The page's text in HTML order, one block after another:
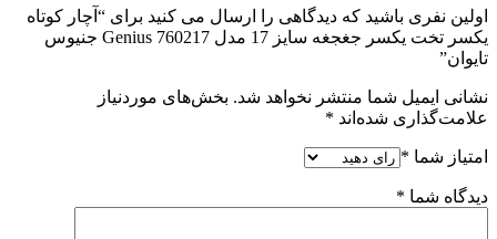
اولین نفری باشید که دیدگاهی را ارسال می کنید برای “آچار کوتاه
یکسر تخت یکسر جغجغه سایز 17 مدل Genius 760217 جنیوس
تایوان”
نشانی ایمیل شما منتشر نخواهد شد. بخش‌های موردنیاز
علامت‌گذاری شده‌اند *
امتیاز شما *
دیدگاه شما *